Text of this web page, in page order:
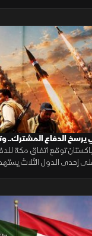
يرسخ الدفاع المشترك..
توقع اتفاق مكة
إحدى الدول الثلاث